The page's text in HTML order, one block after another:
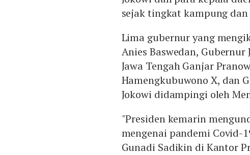
sejak tingkat kampung dan
Lima gubernur yang
Anies Baswedan,
Jawa Tengah Ganjar
Hamengkubuwono X, dan
Jokowi didampingi oleh
"Presiden kemarin
mengenai pandemi Covid-
Gunadi Sadikin di Kantor